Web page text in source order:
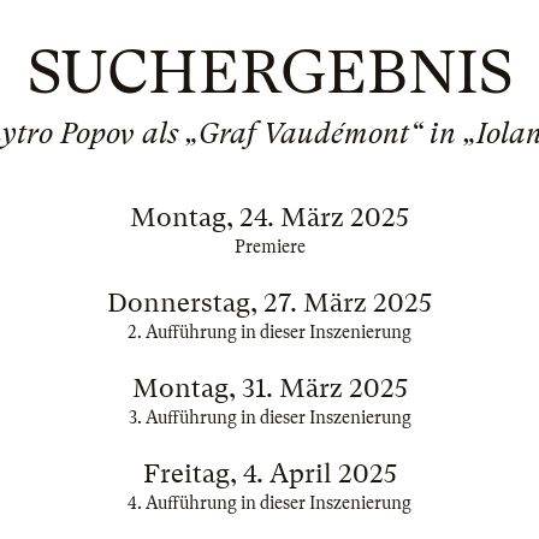
SUCHERGEBNIS
Popov als „Graf Vaudémont“ in
Montag, 24. März 2025
Premiere
Donnerstag, 27. März 2025
2. Aufführung in dieser Inszenierung
Montag, 31. März 2025
3. Aufführung in dieser Inszenierung
Freitag, 4. April 2025
4. Aufführung in dieser Inszenierung